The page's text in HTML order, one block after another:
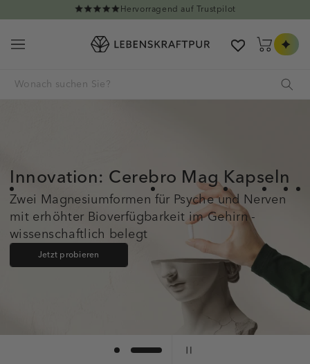
Hervorragend auf Trustpilot
Warenkorb
Innovation: Cerebro Mag Kapseln
Zwei Magnesiumformen für Psyche und Nerven
mit erhöhter Bioverfügbarkeit im Gehirn -
wissenschaftlich belegt
Jetzt probieren